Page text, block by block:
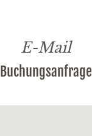
E-Mail
Buchungsanfrage